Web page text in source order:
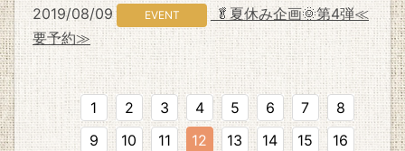
2019/08/09
EVENT
🥬夏休み企画🌞第4弾≪
要予約≫
1 2 3 4 5 6 7
8
9
10 11 12 13 14 15
16